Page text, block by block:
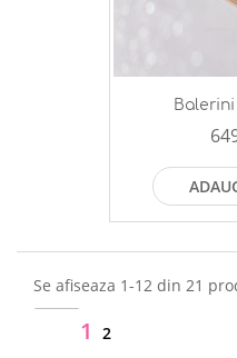
Se afiseaza 1-12 din 21
1 2